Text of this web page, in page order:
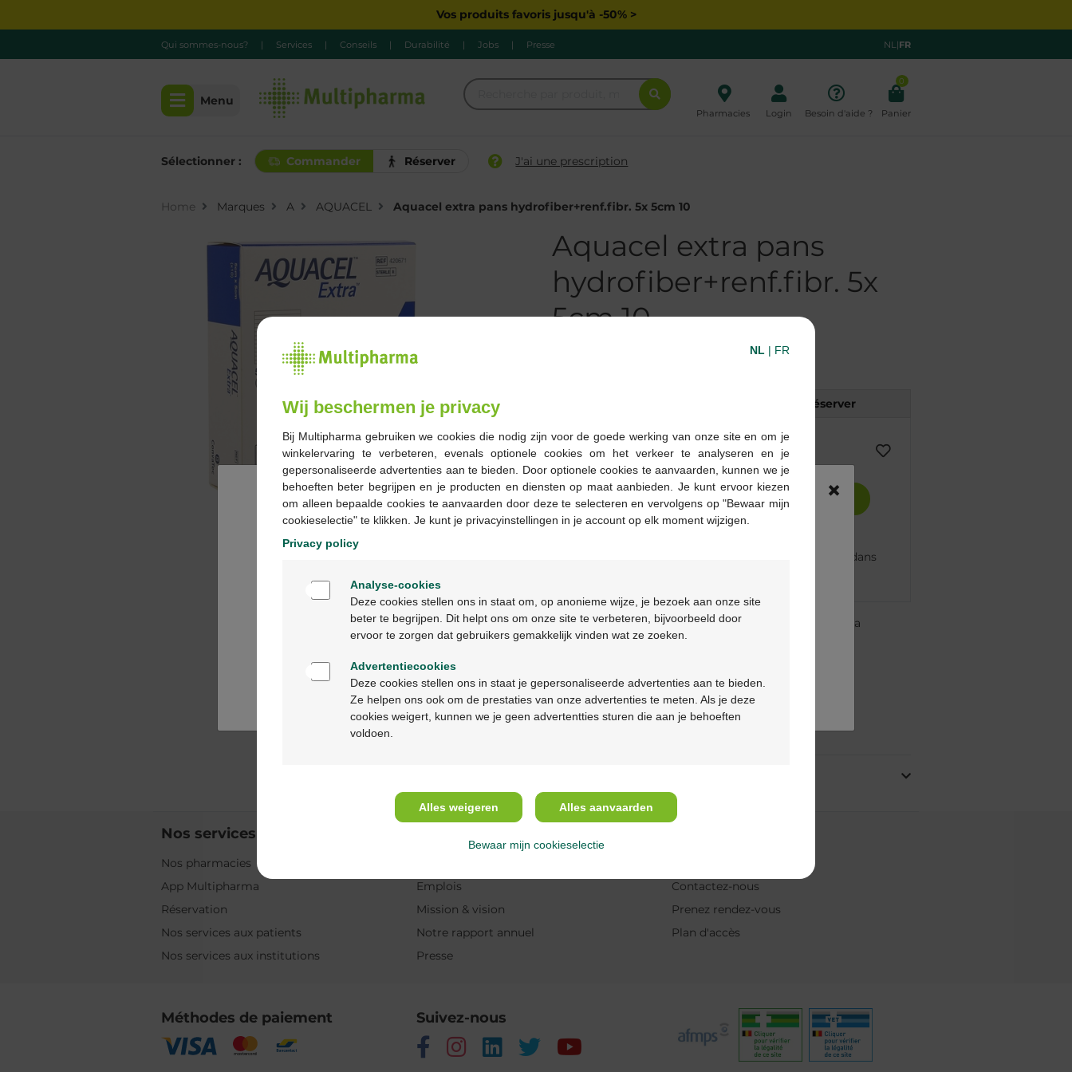
Vos produits favoris jusqu'à -50% >
Qui sommes-nous? | Services | Conseils | Durabilité | Jobs | Presse NL|FR
Menu
Pharmacies Login Besoin d'aide ?
0
Panier
Sélectionner : Commander Réserver J'ai une prescription
Home Marques A AQUACEL Aquacel extra pans hydrofiber+renf.fibr. 5x 5cm 10
Aquacel extra pans
hydrofiber+renf.fibr. 5x
5cm 10
Réserver
Stock épuisé
- +
Quantité max. = 12
Les jours ouvrables commandé avant 12h, livré dans
Livraisongratuitedans votre pharmacie Multipharma
Livraison à domicilegratuite
Nos services
Nos pharmacies
App Multipharma
Réservation
Nos services aux patients
Nos services aux institutions
Emplois
Mission & vision
Notre rapport annuel
Presse
Contactez-nous
Prenez rendez-vous
Plan d'accès
Méthodes de paiement Suivez-nous
×
Ga verder in het nederlands
NL | FR
Wij beschermen je privacy
Bij Multipharma gebruiken we cookies die nodig zijn voor de goede werking van onze site en om je
winkelervaring te verbeteren, evenals optionele cookies om het verkeer te analyseren en je
gepersonaliseerde advertenties aan te bieden. Door optionele cookies te aanvaarden, kunnen we je
behoeften beter begrijpen en je producten en diensten op maat aanbieden. Je kunt ervoor kiezen
om alleen bepaalde cookies te aanvaarden door deze te selecteren en vervolgens op "Bewaar mijn
cookieselectie" te klikken. Je kunt je privacyinstellingen in je account op elk moment wijzigen.
Privacy policy
Analyse-cookies
Deze cookies stellen ons in staat om, op anonieme wijze, je bezoek aan onze site
beter te begrijpen. Dit helpt ons om onze site te verbeteren, bijvoorbeeld door
ervoor te zorgen dat gebruikers gemakkelijk vinden wat ze zoeken.
Advertentiecookies
Deze cookies stellen ons in staat je gepersonaliseerde advertenties aan te bieden.
Ze helpen ons ook om de prestaties van onze advertenties te meten. Als je deze
cookies weigert, kunnen we je geen advertentties sturen die aan je behoeften
voldoen.
Alles weigeren Alles aanvaarden
Bewaar mijn cookieselectie